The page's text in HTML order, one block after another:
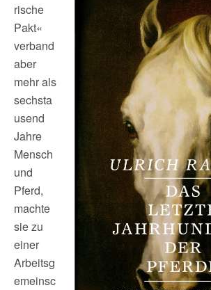
rische
Pakt«
verband
aber
mehr als
sechsta
usend
Jahre
Mensch
und
Pferd,
machte
sie zu
einer
Arbeitsg
emeinsc